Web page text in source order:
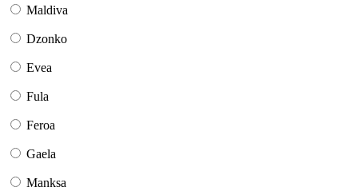
Maldiva
Dzonko
Evea
Fula
Feroa
Gaela
Manksa